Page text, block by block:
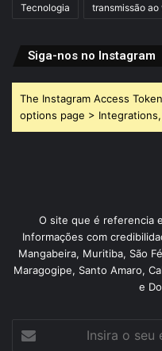
Tecnologia transmissão ao
Siga-nos no Instagram
The Instagram Access
options page >
O site que é referencia
Informações com
Mangabeira, Muritiba, São
Maragogipe, Santo Amaro,
e